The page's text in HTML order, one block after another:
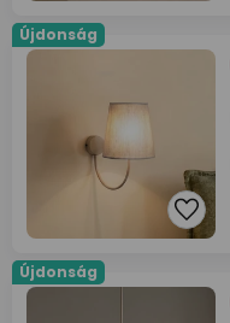
Újdonság
Újdonság